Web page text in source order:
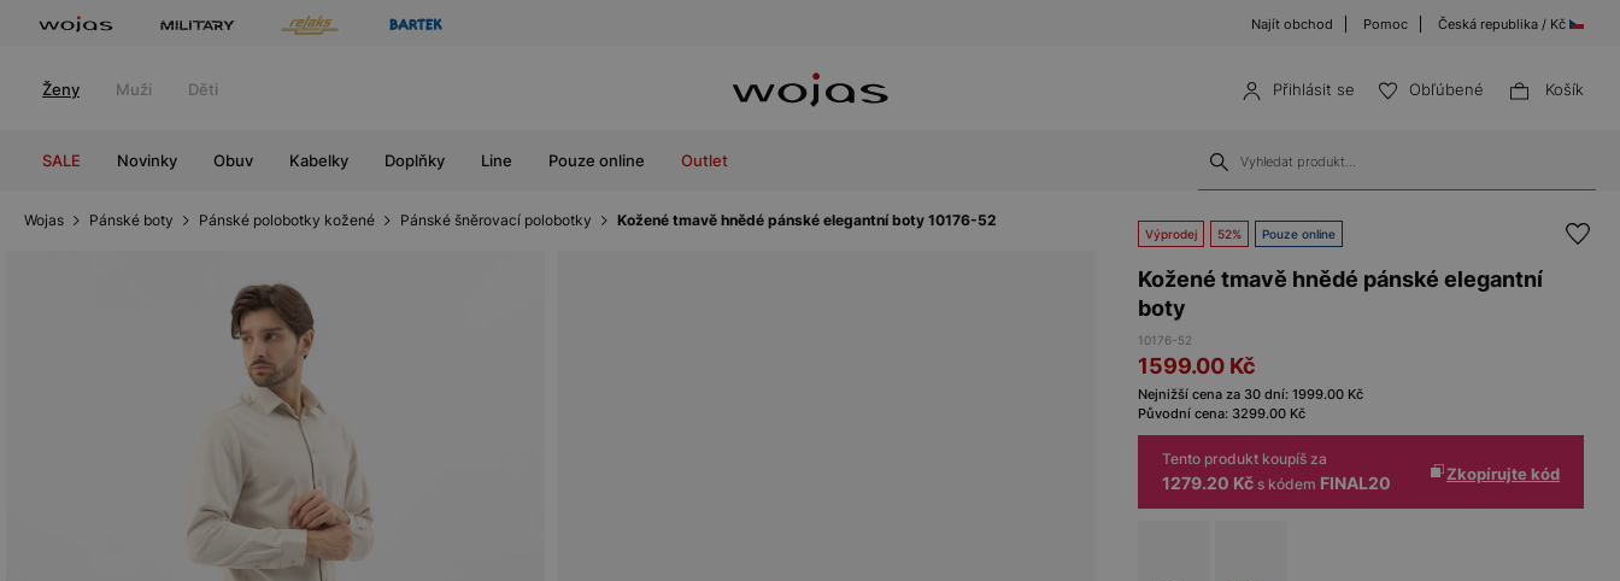
Najít obchod Pomoc Česká republika / Kč
Ženy Muži Děti Přihlásit se Obľúbené Košík
SALE Novinky Obuv Kabelky Doplňky Line Pouze online Outlet
Wojas Pánské boty Pánské polobotky kožené Pánské šněrovací polobotky Kožené tmavě hnědé pánské elegantní boty 10176-52
Výprodej 52% Pouze online
Kožené tmavě hnědé pánské elegantní
boty
10176-52
1599.00 Kč
Nejnižší cena za 30 dní: 1999.00 Kč
Původní cena: 3299.00 Kč
Tento produkt koupíš za
1279.20 Kč s kódem FINAL20 Zkopírujte kód